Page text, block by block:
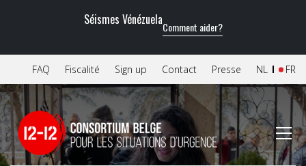
Séismes VénézuelaComment aider?
FAQ Fiscalité Sign up Contact Presse FR
NL